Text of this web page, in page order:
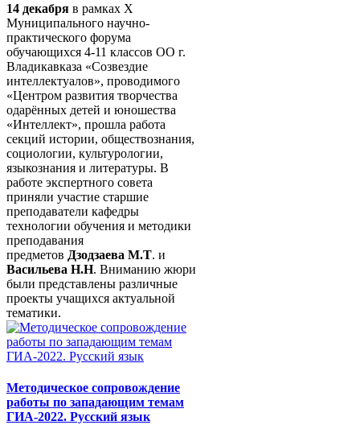
14 декабря в рамках X
Муниципального научно-
практического форума
обучающихся 4-11 классов ОО г.
Владикавказа «Созвездие
интеллектуалов», проводимого
«Центром развития творчества
одарённых детей и юношества
«Интеллект», прошла работа
секций истории, обществознания,
социологии, культурологии,
языкознания и литературы. В
работе экспертного совета
приняли участие старшие
преподаватели кафедры
технологии обучения и методики
преподавания
предметов Дзодзаева М.Т. и
Васильева Н.Н. Вниманию жюри
были представлены различные
проекты учащихся актуальной
тематики.
Методическое сопровождение
работы по западающим темам
ГИА-2022. Русский язык